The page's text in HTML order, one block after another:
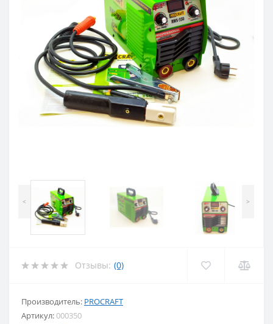
< >
Отзывы: (0)
Производитель: PROCRAFT
Артикул:000350